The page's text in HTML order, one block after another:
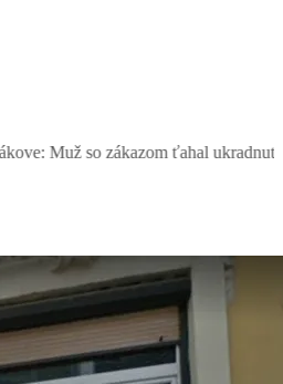
ťahal ukradnutý Seat, šoféroval